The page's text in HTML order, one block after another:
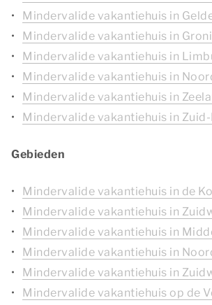
Mindervalide vakantiehuis in
Mindervalide vakantiehuis in
Mindervalide vakantiehuis in
Mindervalide vakantiehuis in
Mindervalide vakantiehuis in
Mindervalide vakantiehuis in
Gebieden
Mindervalide vakantiehuis in de
Mindervalide vakantiehuis in
Mindervalide vakantiehuis in
Mindervalide vakantiehuis in
Mindervalide vakantiehuis in
Mindervalide vakantiehuis op de